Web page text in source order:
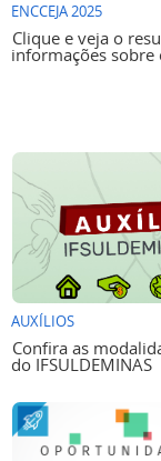
ENCCEJA 2025
Clique e veja o
informações sobre
AUXÍLIOS
Confira as
do IFSULDEMINAS